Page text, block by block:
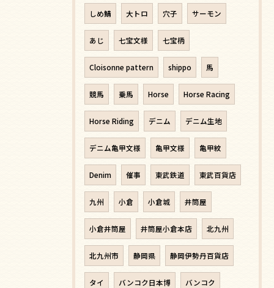
しめ鯖 大トロ 穴子 サーモン
あじ 七宝文様 七宝柄
Cloisonne pattern shippo 馬
競馬 乗馬 Horse Horse Racing
Horse Riding デニム デニム生地
デニム亀甲文様 亀甲文様 亀甲紋
Denim 催事 東武鉄道 東武百貨店
九州 小倉 小倉城 井筒屋
小倉井筒屋 井筒屋小倉本店 北九州
北九州市 静岡県 静岡伊勢丹百貨店
タイ バンコク日本博 バンコク